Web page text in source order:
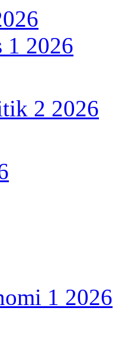
1 2026
2 2026
1 2026